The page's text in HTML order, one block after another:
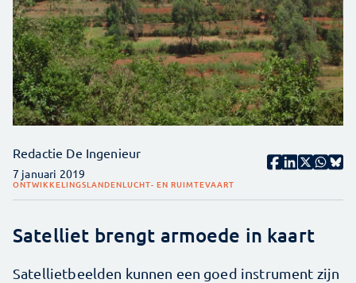
Redactie De Ingenieur
7 januari 2019
ONTWIKKELINGSLANDENLUCHT- EN RUIMTEVAART
Satelliet brengt armoede in kaart
Satellietbeelden kunnen een goed instrument zijn